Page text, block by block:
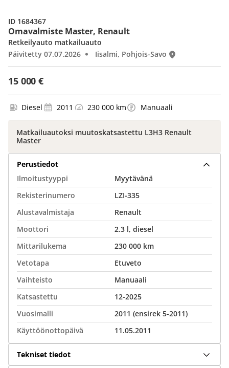
Omavalmiste Master, Renault
15 000 €
Retkeilyauto matkailuauto
Päivitetty 07.07.2026
Iisalmi, Pohjois-Savo
ID 1684367
Diesel 2011 230 000 km Manuaali
Matkailuautoksi muutoskatsastettu L3H3 Renault
Master
Perustiedot
Ilmoitustyyppi
Myytävänä
Rekisterinumero
LZI-335
Alustavalmistaja
Renault
Moottori
2.3 l, diesel
Mittarilukema
230 000 km
Vetotapa
Etuveto
Vaihteisto
Manuaali
Katsastettu
12-2025
Vuosimalli
2011 (ensirek 5-2011)
Käyttöönottopäivä
11.05.2011
Tekniset tiedot